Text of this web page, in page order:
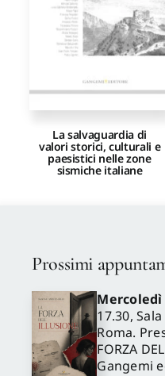
Gangemi Editore
Newsletter
La salvaguardia di
valori storici, culturali e
paesistici nelle zone
sismiche italiane
Prossimi
Mercoledì
17.30,
Roma.
FORZA
Gangemi